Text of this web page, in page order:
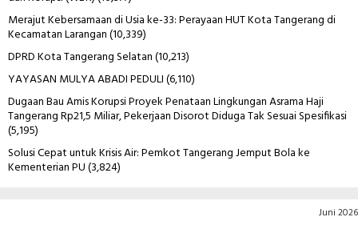
Merajut Kebersamaan di Usia ke-33: Perayaan HUT Kota Tangerang di
Kecamatan Larangan(10,339)
DPRD Kota Tangerang Selatan(10,213)
YAYASAN MULYA ABADI PEDULI(6,110)
Dugaan Bau Amis Korupsi Proyek Penataan Lingkungan Asrama Haji
Tangerang Rp21,5 Miliar, Pekerjaan Disorot Diduga Tak Sesuai Spesifikasi
(5,195)
Solusi Cepat untuk Krisis Air: Pemkot Tangerang Jemput Bola ke
Kementerian PU(3,824)
Juni 2026